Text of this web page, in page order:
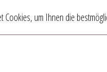
Cookies, um Ihnen die